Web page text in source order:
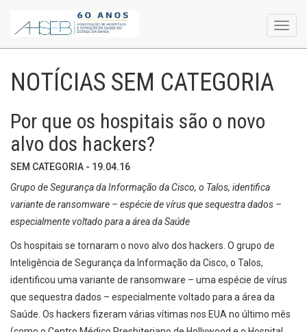
NOTÍCIAS SEM CATEGORIA
Por que os hospitais são o novo
alvo dos hackers?
SEM CATEGORIA - 19.04.16
Grupo de Segurança da Informação da Cisco, o Talos, identifica
variante de ransomware – espécie de vírus que sequestra dados –
especialmente voltado para a área da Saúde
Os hospitais se tornaram o novo alvo dos hackers. O grupo de
Inteligência de Segurança da Informação da Cisco, o Talos,
identificou uma variante de ransomware – uma espécie de vírus
que sequestra dados – especialmente voltado para a área da
Saúde. Os hackers fizeram várias vítimas nos EUA no último mês